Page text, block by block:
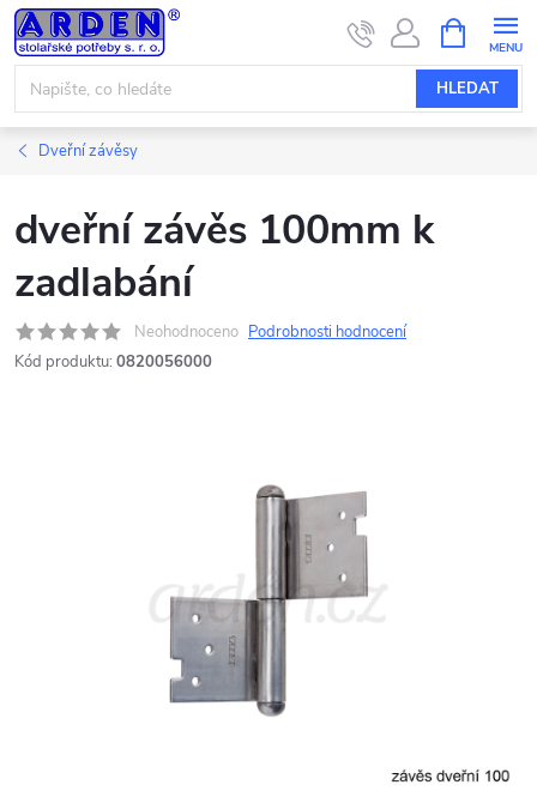
Přejít
na
obsah
HLEDAT
NÁKUPNÍ
KOŠÍK
Dveřní závěsy
dveřní závěs 100mm k
zadlabání
Neohodnoceno Podrobnosti hodnocení
Kód produktu: 0820056000